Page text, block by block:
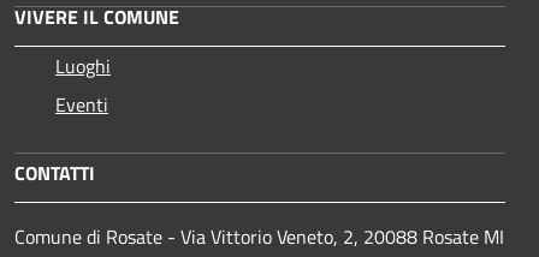
VIVERE IL COMUNE
Luoghi
Eventi
CONTATTI
Comune di Rosate - Via Vittorio Veneto, 2, 20088 Rosate MI